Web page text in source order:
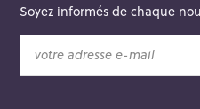
Soyez informés de chaque
t